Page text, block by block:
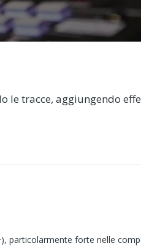
le tracce, aggiungendo
particolarmente forte nelle